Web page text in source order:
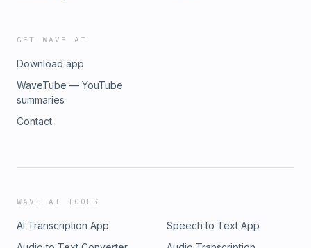
GET WAVE AI
Download app
WaveTube — YouTube
summaries
Contact
WAVE AI TOOLS
AI Transcription App
Speech to Text App